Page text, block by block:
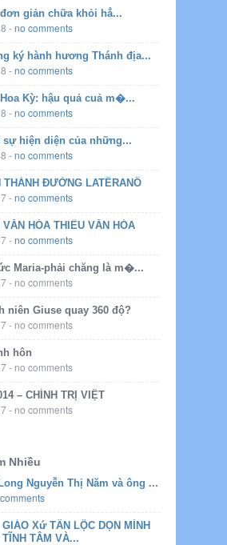
giản chữa khỏi hẳ...
-no comments
ký hành hương Thánh địa...
-no comments
Kỳ: hậu quả cuả m�...
-no comments
sự hiện diện của những...
-no comments
THÁNH ĐƯỜNG LATÊRANÔ
-no comments
HÓA THIẾU VĂN HÓA
-no comments
Maria-phải chăng là m�...
- no comments
niên Giuse quay 360 độ?
- no comments
hôn
- no comments
– CHÍNH TRỊ VIỆT
- no comments
Nhiều
Nguyễn Thị Năm và ông ...
GIÁO Xứ TÂN LỘC DỌN MÌNH
TĨNH TÂM VÀ...